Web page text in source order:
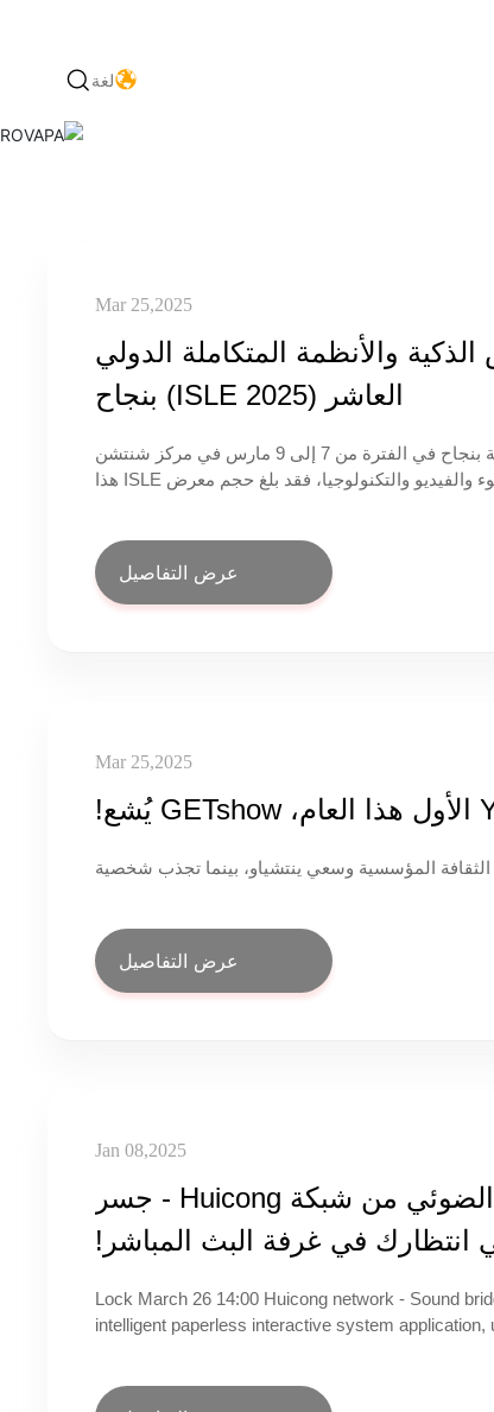
لغة
Mar 25,2025
والأنظمة المتكاملة الدولي
العاشر (ISLE 2025) بنجاح
اختتم معرض (ISLE 2025) الدولي العاشر للشاشات الذكية والأنظمة المتكاملة بنجاح في الفترة من 7 إلى 9 مارس في مركز شنتشن
الدولي للمؤتمرات والمعارض. وبصفته معرضًا رائدًا في مجال دمج الصوت والضوء والفيديو والتكنولوجيا، فقد بلغ حجم معرض ISLE هذا
وما إلى ذلك.
عرض التفاصيل
Mar 25,2025
المؤسسية وسعي ينتشياو، بينما تجذب شخصية
عرض التفاصيل
Jan 08,2025
مهرجان البث المباشر الأول لصناعة الفيديو الضوئي من شبكة Huicong - جسر
Lock March 26 14:00 Huicong network - Sound
intelligent paperless interactive system